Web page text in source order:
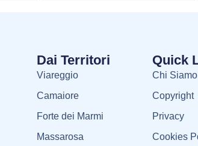
Dai Territori
Viareggio
Camaiore
Forte dei Marmi
Massarosa
Quick
Chi Siamo
Copyright
Privacy
Cookies